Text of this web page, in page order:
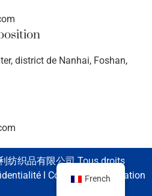
district de Nanhai, Foshan,
纺织品有限公司 Tous droits
l Conditions d'utilisation
French